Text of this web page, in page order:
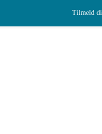
Tilmeld